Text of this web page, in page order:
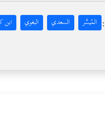
المُيسَّر السعدي البغوي ابن